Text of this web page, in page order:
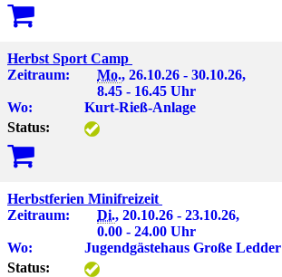
Herbst Sport Camp
Zeitraum:
Mo., 26.10.26 - 30.10.26,
8.45 - 16.45 Uhr
Wo:
Kurt-Rieß-Anlage
Status:
Herbstferien Minifreizeit
Zeitraum:
Di., 20.10.26 - 23.10.26,
0.00 - 24.00 Uhr
Wo:
Jugendgästehaus Große Ledder
Status: